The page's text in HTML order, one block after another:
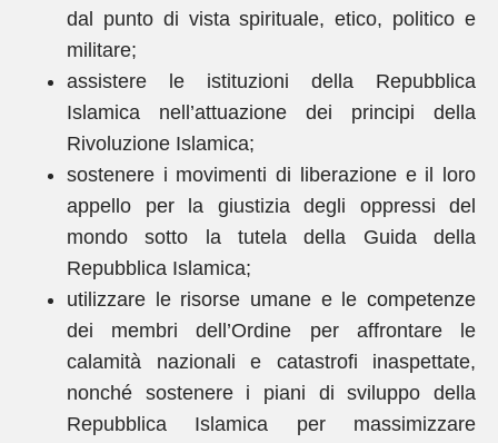
dal punto di vista spirituale, etico, politico e
militare;
assistere le istituzioni della Repubblica
Islamica nell’attuazione dei principi della
Rivoluzione Islamica;
sostenere i movimenti di liberazione e il loro
appello per la giustizia degli oppressi del
mondo sotto la tutela della Guida della
Repubblica Islamica;
utilizzare le risorse umane e le competenze
dei membri dell’Ordine per affrontare le
calamità nazionali e catastrofi inaspettate,
nonché sostenere i piani di sviluppo della
Repubblica Islamica per massimizzare